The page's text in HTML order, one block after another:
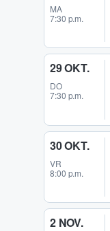
MA
7:30 p.m.
29 OKT.
DO
7:30 p.m.
30 OKT.
VR
8:00 p.m.
2 NOV.